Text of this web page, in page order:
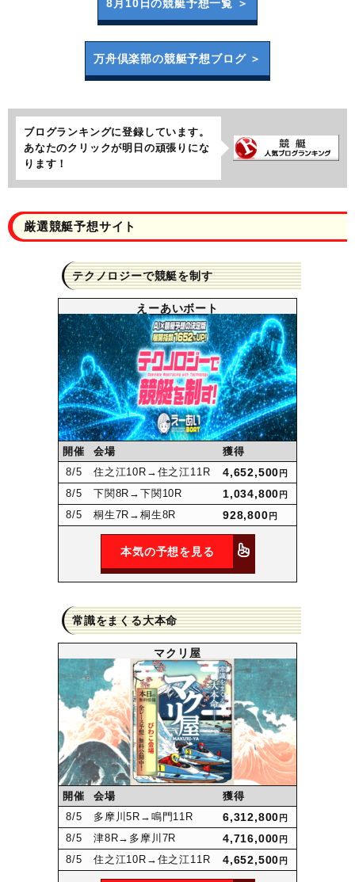
8月10日の競艇予想一覧 ＞
万舟倶楽部の競艇予想ブログ ＞
ブログランキングに登録しています。
あなたのクリックが明日の頑張りにな
ります！
厳選競艇予想サイト
テクノロジーで競艇を制す
えーあいボート
開催 会場
獲得
8/5 住之江10R →住之江11R 4,652,500 円
8/5 下関8R →下関10R 1,034,800 円
8/5 桐生7R →桐生8R 928,800 円
本気の予想を見る
常識をまくる大本命
マクリ屋
開催 会場
獲得
8/5 多摩川5R →鳴門11R 6,312,800 円
8/5 津8R→多摩川7R 4,716,000 円
8/5 住之江10R →住之江11R 4,652,500 円